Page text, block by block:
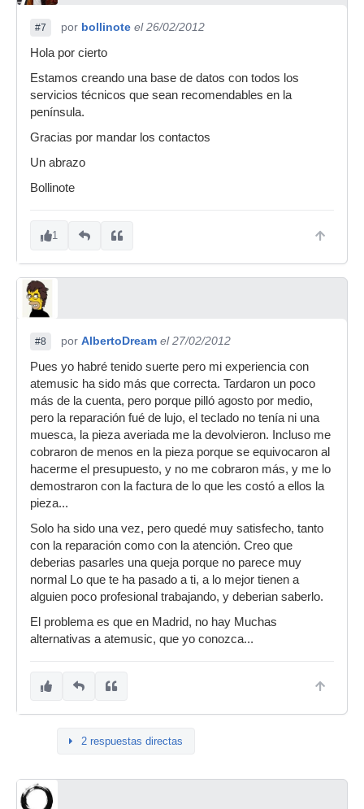
#7 por bollinote el 26/02/2012
Hola por cierto
Estamos creando una base de datos con todos los
servicios técnicos que sean recomendables en la
península.
Gracias por mandar los contactos
Un abrazo
Bollinote
1
#8 por AlbertoDream el 27/02/2012
Pues yo habré tenido suerte pero mi experiencia con
atemusic ha sido más que correcta. Tardaron un poco
más de la cuenta, pero porque pilló agosto por medio,
pero la reparación fué de lujo, el teclado no tenía ni una
muesca, la pieza averiada me la devolvieron. Incluso me
cobraron de menos en la pieza porque se equivocaron al
hacerme el presupuesto, y no me cobraron más, y me lo
demostraron con la factura de lo que les costó a ellos la
pieza...
Solo ha sido una vez, pero quedé muy satisfecho, tanto
con la reparación como con la atención. Creo que
deberias pasarles una queja porque no parece muy
normal Lo que te ha pasado a ti, a lo mejor tienen a
alguien poco profesional trabajando, y deberian saberlo.
El problema es que en Madrid, no hay Muchas
alternativas a atemusic, que yo conozca...
2 respuestas directas